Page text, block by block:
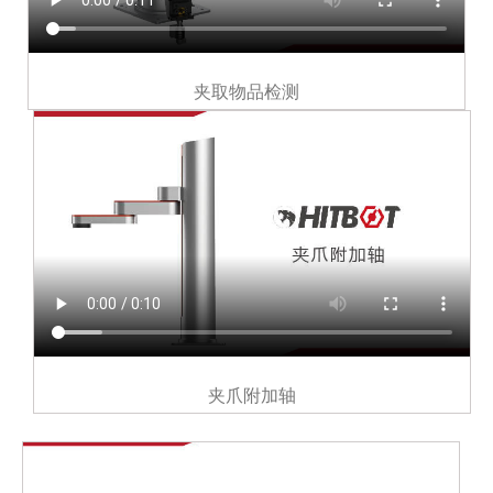
夹取物品检测
夹爪附加轴